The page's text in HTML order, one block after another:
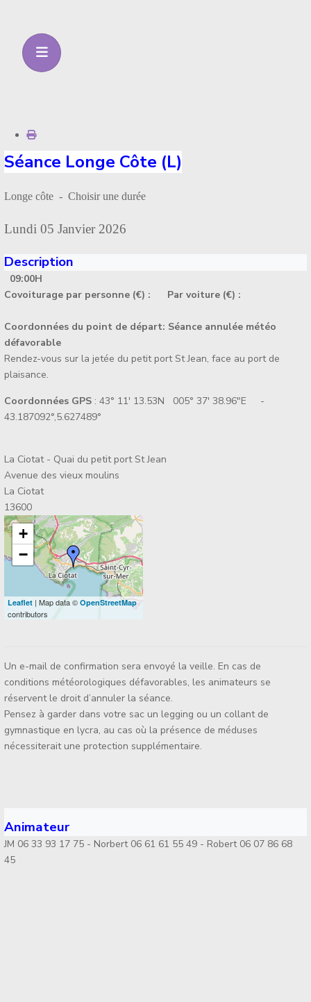
Séance Longe Côte (L)
Longe côte - Choisir une durée
Lundi 05 Janvier 2026
Description
09:00H
Covoiturage par personne (€) :
Par voiture (€) :
Coordonnées du point de départ: Séance annulée météo
défavorable
Rendez-vous sur la jetée du petit port St Jean, face au port de
plaisance.
Coordonnées GPS : 43° 11' 13.53N 005° 37' 38.96"E -
43.187092°,5.627489°
La Ciotat - Quai du petit port St Jean
Avenue des vieux moulins
La Ciotat
13600
+
−
Leaflet | Map data ©OpenStreetMap
contributors
Un e-mail de confirmation sera envoyé la veille. En cas de
conditions météorologiques défavorables, les animateurs se
réservent le droit d’annuler la séance.
Pensez à garder dans votre sac un legging ou un collant de
gymnastique en lycra, au cas où la présence de méduses
nécessiterait une protection supplémentaire.
Animateur
JM 06 33 93 17 75 - Norbert 06 61 61 55 49 - Robert 06 07 86 68
45